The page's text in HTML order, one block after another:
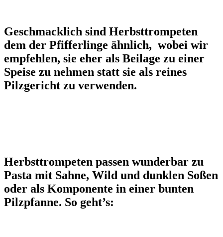
Geschmacklich sind Herbsttrompeten
dem der Pfifferlinge ähnlich, wobei wir
empfehlen, sie eher als Beilage zu einer
Speise zu nehmen statt sie als reines
Pilzgericht zu verwenden.
Herbsttrompeten passen wunderbar zu
Pasta mit Sahne, Wild und dunklen Soßen
oder als Komponente in einer bunten
Pilzpfanne. So geht’s: